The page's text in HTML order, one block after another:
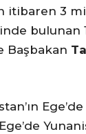
itibaren
Başbakan